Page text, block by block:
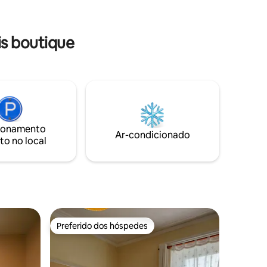
contato conosco caso tenha mais
alguma dúvida
boutique
no local
Ar-condicionado
Preferido dos hóspedes
Preferido dos hóspedes